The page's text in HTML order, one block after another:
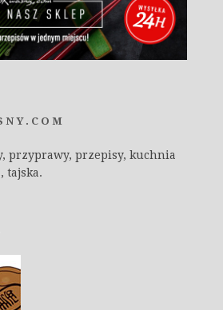
przyprawy, przepisy, kuchnia
tajska.